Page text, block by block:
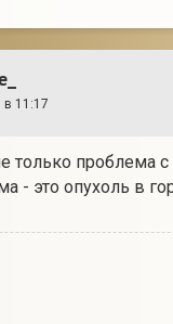
в 11:17
только проблема
- это опухоль в